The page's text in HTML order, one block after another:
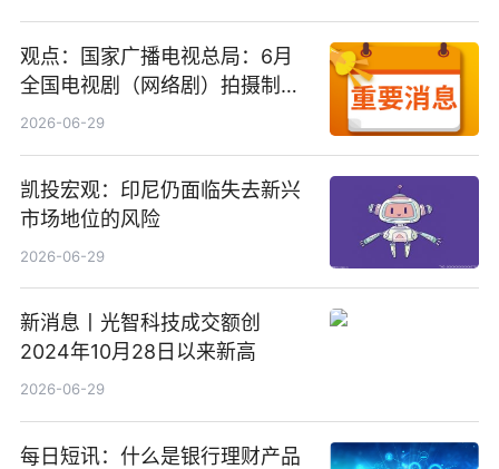
观点：国家广播电视总局：6月
全国电视剧（网络剧）拍摄制作
备案公示剧目197部
2026-06-29
凯投宏观：印尼仍面临失去新兴
市场地位的风险
2026-06-29
新消息丨光智科技成交额创
2024年10月28日以来新高
2026-06-29
每日短讯：什么是银行理财产品